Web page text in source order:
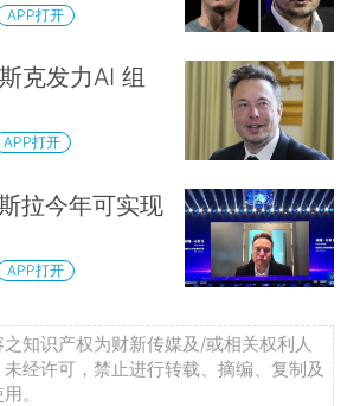
APP打开
克发力AI 组
APP打开
拉今年可实现
APP打开
知识产权为财新传媒及/或相关权利人
经许可，禁止进行转载、摘编、复制及
。